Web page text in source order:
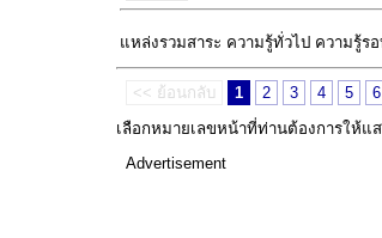
แหล่งรวมสาระ ความรู้ทั่วไป ความรู้ร
<< ย้อนกลับ 1 2 3 4 5 6
เลือกหมายเลขหน้าที่ท่านต้องการให้แ
Advertisement